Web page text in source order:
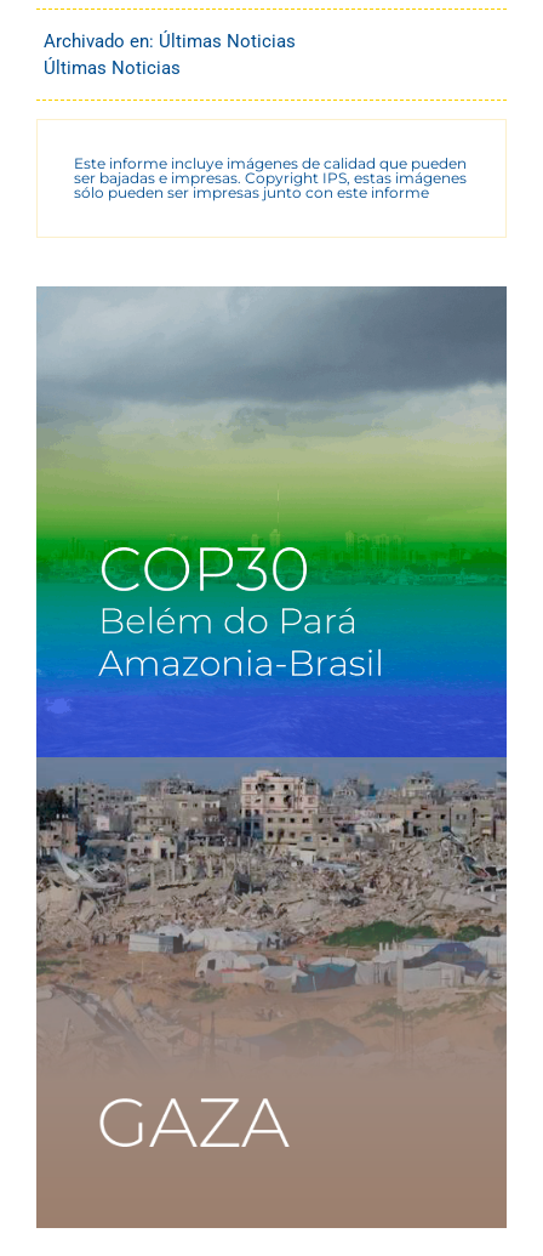
Archivado en: Últimas Noticias
Últimas Noticias
Este informe incluye imágenes de calidad que pueden
ser bajadas e impresas. Copyright IPS, estas imágenes
sólo pueden ser impresas junto con este informe